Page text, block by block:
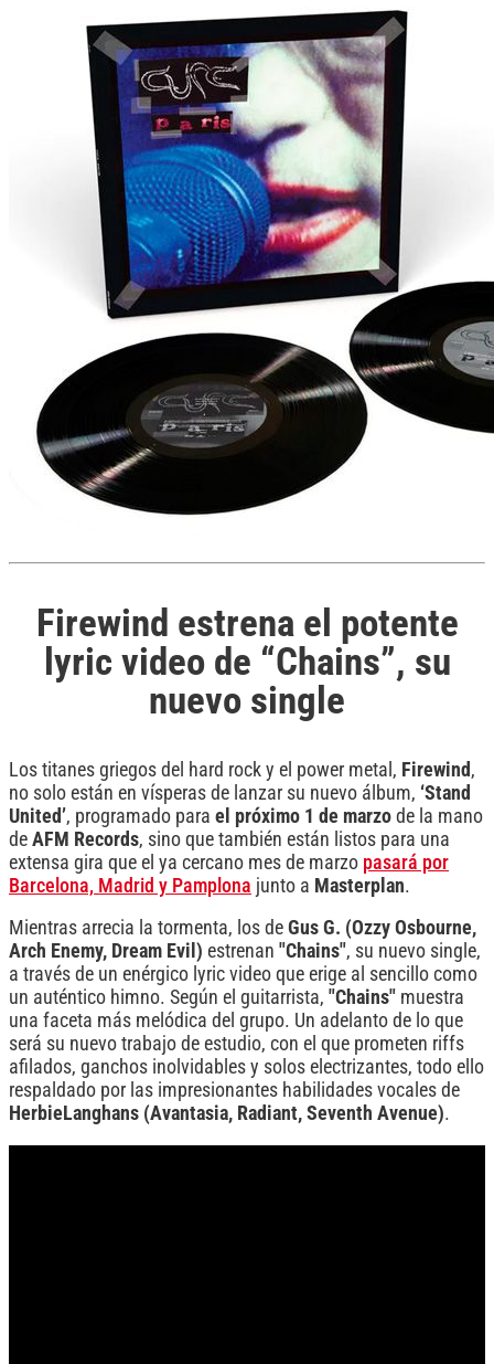
Firewind estrena el potente
lyric video de “Chains”, su
nuevo single
Los titanes griegos del hard rock y el power metal, Firewind ,
no solo están en vísperas de lanzar su nuevo álbum, ‘Stand
United’, programado para el próximo 1 de marzo de la mano
de AFM Records, sino que también están listos para una
extensa gira que el ya cercano mes de marzo pasará por
Barcelona, Madrid y Pamplona junto a Masterplan.
Mientras arrecia la tormenta, los de Gus G. (Ozzy Osbourne,
Arch Enemy, Dream Evil) estrenan "Chains", su nuevo single,
a través de un enérgico lyric video que erige al sencillo como
un auténtico himno. Según el guitarrista, "Chains" muestra
una faceta más melódica del grupo. Un adelanto de lo que
será su nuevo trabajo de estudio, con el que prometen riffs
afilados, ganchos inolvidables y solos electrizantes, todo ello
respaldado por las impresionantes habilidades vocales de
HerbieLanghans (Avantasia, Radiant, Seventh Avenue).